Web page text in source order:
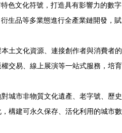
色文化符號，打造具有影響力的數字
生品等多業態進行全產業鏈開發，賦
土文化資源、連接創作者與消費者的
交易、線上展演等一站式服務，培育
城市非物質文化遺產、老字號、歷史
構建可永久保存、活化利用的城市數